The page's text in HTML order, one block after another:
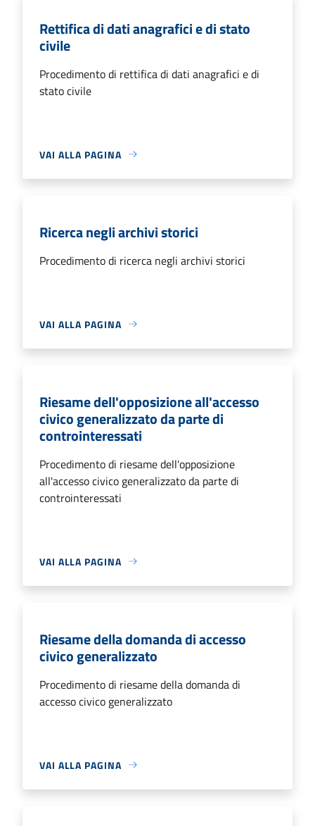
Rettifica di dati anagrafici e di stato
civile
Procedimento di rettifica di dati anagrafici e di
stato civile
VAI ALLA PAGINA
Ricerca negli archivi storici
Procedimento di ricerca negli archivi storici
VAI ALLA PAGINA
Riesame dell'opposizione all'accesso
civico generalizzato da parte di
controinteressati
Procedimento di riesame dell'opposizione
all'accesso civico generalizzato da parte di
controinteressati
VAI ALLA PAGINA
Riesame della domanda di accesso
civico generalizzato
Procedimento di riesame della domanda di
accesso civico generalizzato
VAI ALLA PAGINA